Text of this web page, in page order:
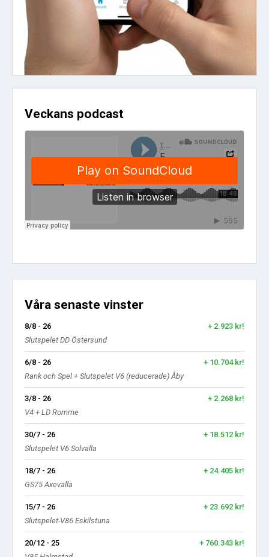
Veckans podcast
Våra senaste vinster
8/8 - 26
+ 2.923 kr!
Slutspelet DD Östersund
6/8 - 26
+ 10.704 kr!
Rank och Spel + Slutspelet V6 (reducerade) Åby
3/8 - 26
+ 2.268 kr!
V4 + LD Romme
30/7 - 26
+ 18.512 kr!
Slutspelet V6 Solvalla
18/7 - 26
+ 24.405 kr!
GS75 Axevalla
15/7 - 26
+ 23.692 kr!
Slutspelet-V86 Eskilstuna
20/12 - 25
+ 760.343 kr!